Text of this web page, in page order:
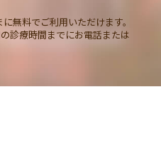
無料でご利用いただけます。
診療時間までにお電話または